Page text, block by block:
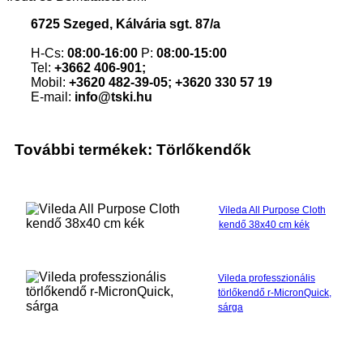
6725 Szeged, Kálvária sgt. 87/a
H-Cs: 08:00-16:00 P: 08:00-15:00
Tel: +3662 406-901;
Mobil: +3620 482-39-05; +3620 330 57 19
E-mail: info@tski.hu
További termékek: Törlőkendők
Vileda All Purpose Cloth
kendő 38x40 cm kék
Vileda professzionális
törlőkendő r-MicronQuick,
sárga